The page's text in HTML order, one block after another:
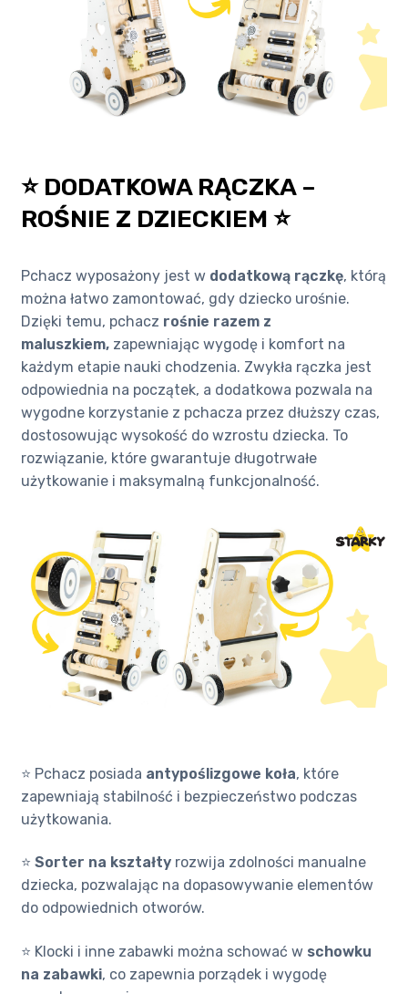
⭐ DODATKOWA RĄCZKA –
ROŚNIE Z DZIECKIEM ⭐
Pchacz wyposażony jest w dodatkową rączkę, którą
można łatwo zamontować, gdy dziecko urośnie.
Dzięki temu, pchacz rośnie razem z
maluszkiem,zapewniając wygodę i komfort na
każdym etapie nauki chodzenia. Zwykła rączka jest
odpowiednia na początek, a dodatkowa pozwala na
wygodne korzystanie z pchacza przez dłuższy czas,
dostosowując wysokość do wzrostu dziecka. To
rozwiązanie, które gwarantuje długotrwałe
użytkowanie i maksymalną funkcjonalność.
⭐ Pchacz posiada antypoślizgowe koła, które
zapewniają stabilność i bezpieczeństwo podczas
użytkowania.
⭐ Sorter na kształtyrozwija zdolności manualne
dziecka, pozwalając na dopasowywanie elementów
do odpowiednich otworów.
⭐ Klocki i inne zabawki można schować w schowku
na zabawki, co zapewnia porządek i wygodę